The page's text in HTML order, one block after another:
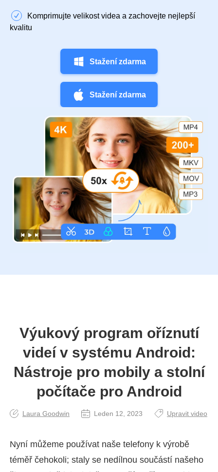
Komprimujte velikost videa a zachovejte nejlepší
kvalitu
Stažení zdarma
Stažení zdarma
Výukový program oříznutí
videí v systému Android:
Nástroje pro mobily a stolní
počítače pro Android
Laura Goodwin Leden 12, 2023 Upravit video
Nyní můžeme používat naše telefony k výrobě
téměř čehokoli; staly se nedílnou součástí našeho